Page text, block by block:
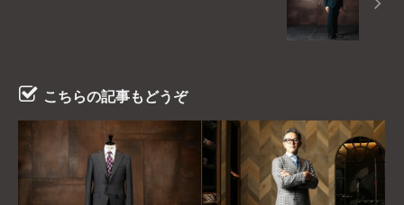
こちらの記事もどうぞ